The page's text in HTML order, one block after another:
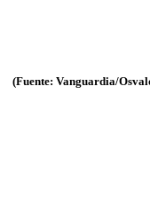
(Fuente: Vanguardia/